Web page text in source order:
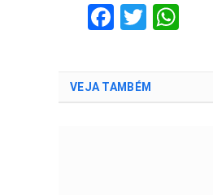
Facebook
Twitter
VEJA TAMBÉM